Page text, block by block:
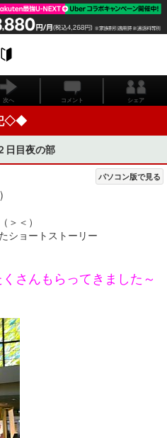
次へ コメント シェア
◇◆
日目夜の部
パソコン版で見る
＞＜）
ショートストーリー
さんもらってきました～